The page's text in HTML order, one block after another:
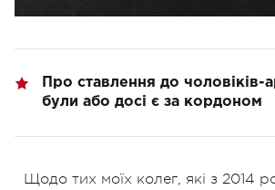
Про ставлення до чоловіків-
були або досі є за кордоном
Щодо тих моїх колег, які з 2014